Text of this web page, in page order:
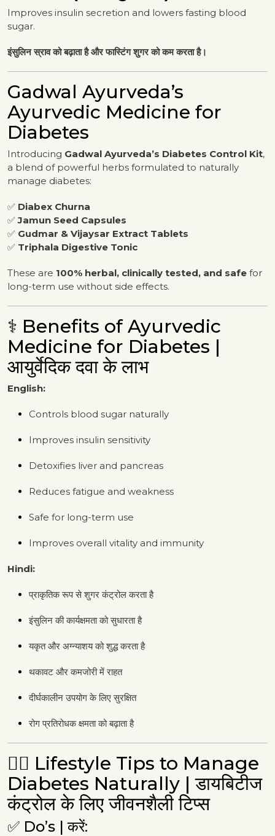
Improves insulin secretion and lowers fasting blood
sugar.
इंसुलिन स्राव को बढ़ाता है और फास्टिंग शुगर को कम करता है।
Gadwal Ayurveda’s
Ayurvedic Medicine for
Diabetes
Introducing Gadwal Ayurveda’s Diabetes Control Kit,
a blend of powerful herbs formulated to naturally
manage diabetes:
✅ Diabex Churna
✅Jamun Seed Capsules
✅ Gudmar & Vijaysar Extract Tablets
✅ Triphala Digestive Tonic
These are 100% herbal, clinically tested, and safe for
long-term use without side effects.
⚕️ Benefits of Ayurvedic
Medicine for Diabetes |
आयुर्वेदिक दवा के लाभ
English:
Controls blood sugar naturally
Improves insulin sensitivity
Detoxifies liver and pancreas
Reduces fatigue and weakness
Safe for long-term use
Improves overall vitality and immunity
Hindi:
प्राकृतिक रूप से शुगर कंट्रोल करता है
इंसुलिन की कार्यक्षमता को सुधारता है
यकृत और अग्न्याशय को शुद्ध करता है
थकावट और कमजोरी में राहत
दीर्घकालीन उपयोग के लिए सुरक्षित
रोग प्रतिरोधक क्षमता को बढ़ाता है
🧘‍♂️ Lifestyle Tips to Manage
Diabetes Naturally | डायबिटीज
कंट्रोल के लिए जीवनशैली टिप्स
✅ Do’s | करें: